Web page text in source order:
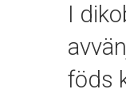
I
föds